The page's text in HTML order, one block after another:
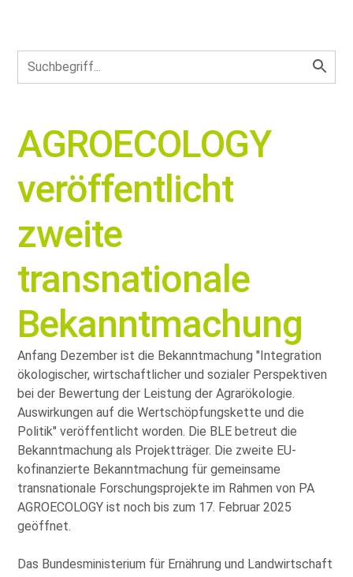
AGROECOLOGY
veröffentlicht
zweite
transnationale
Bekanntmachung
Anfang Dezember ist die Bekanntmachung Integration
ökologischer, wirtschaftlicher und sozialer Perspektiven
bei der Bewertung der Leistung der Agrarökologie.
Auswirkungen auf die Wertschöpfungskette und die
Politik veröffentlicht worden. Die BLE betreut die
Bekanntmachung als Projektträger. Die zweite EU-
kofinanzierte Bekanntmachung für gemeinsame
transnationale Forschungsprojekte im Rahmen von PA
AGROECOLOGY ist noch bis zum 17. Februar 2025
geöffnet.
Das Bundesministerium für Ernährung und Landwirtschaft